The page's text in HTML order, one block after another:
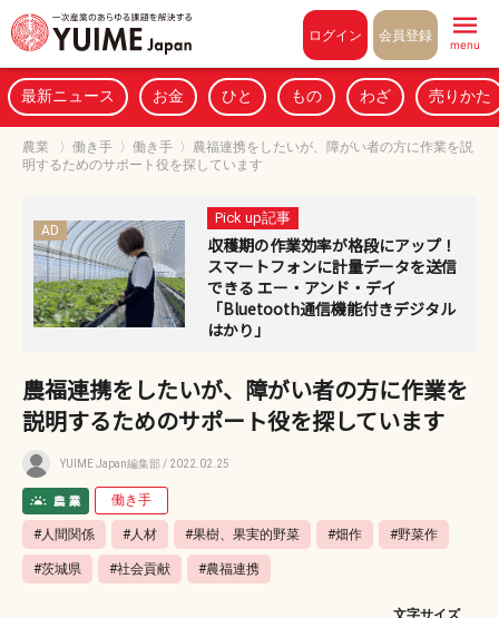
ログイン 会員登録
menu
最新ニュース お金 ひと もの わざ 売りかた
農業 〉 働き手 〉 働き手 〉 農福連携をしたいが、障がい者の方に作業を説
明するためのサポート役を探しています
AD
Pick up記事
収穫期の作業効率が格段にアップ！
スマートフォンに計量データを送信
できる エー・アンド・デイ
「Bluetooth通信機能付きデジタル
はかり」
農福連携をしたいが、障がい者の方に作業を
説明するためのサポート役を探しています
YUIME Japan編集部 / 2022.02.25
働き手
#人間関係 #人材 #果樹、果実的野菜 #畑作 #野菜作
#茨城県 #社会貢献 #農福連携
文字サイズ